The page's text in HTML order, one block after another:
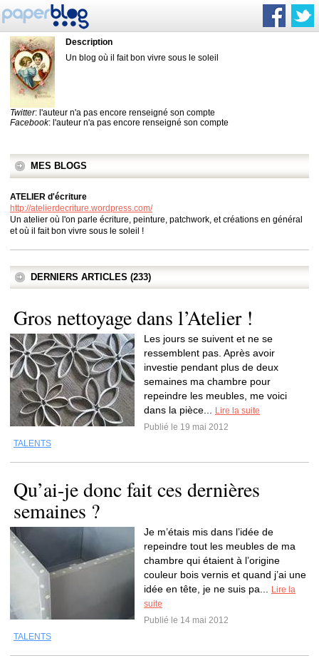
Description
Un blog où il fait bon vivre sous le soleil
Twitter: l'auteur n'a pas encore renseigné son compte
Facebook: l'auteur n'a pas encore renseigné son compte
MES BLOGS
ATELIER d'écriture
http://atelierdecriture.wordpress.com/
Un atelier où l'on parle écriture, peinture, patchwork, et créations en général
et où il fait bon vivre sous le soleil !
DERNIERS ARTICLES (233)
Gros nettoyage dans l’Atelier !
Les jours se suivent et ne se
ressemblent pas. Après avoir
investie pendant plus de deux
semaines ma chambre pour
repeindre les meubles, me voici
dans la pièce...
Lire la suite
Publié le 19 mai 2012
TALENTS
Qu’ai-je donc fait ces dernières
semaines ?
Je m’étais mis dans l’idée de
repeindre tout les meubles de ma
chambre qui étaient à l’origine
couleur bois vernis et quand j’ai une
idée en tête, je ne suis pa...
Lire la
suite
Publié le 14 mai 2012
TALENTS